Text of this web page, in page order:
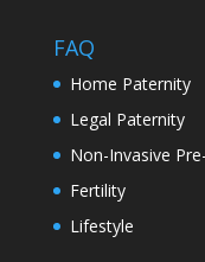
FAQ
Home Paternity
Legal Paternity
Non-Invasive
Fertility
Lifestyle